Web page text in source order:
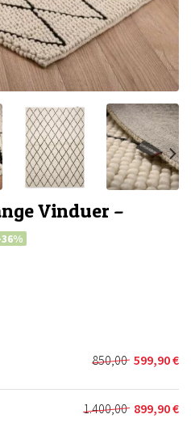
Vinduer –
850,00
Le
prix
initial
était :
599,90€
Le
prix
actuel
est :
1.400,00
Le 899,90€
Le